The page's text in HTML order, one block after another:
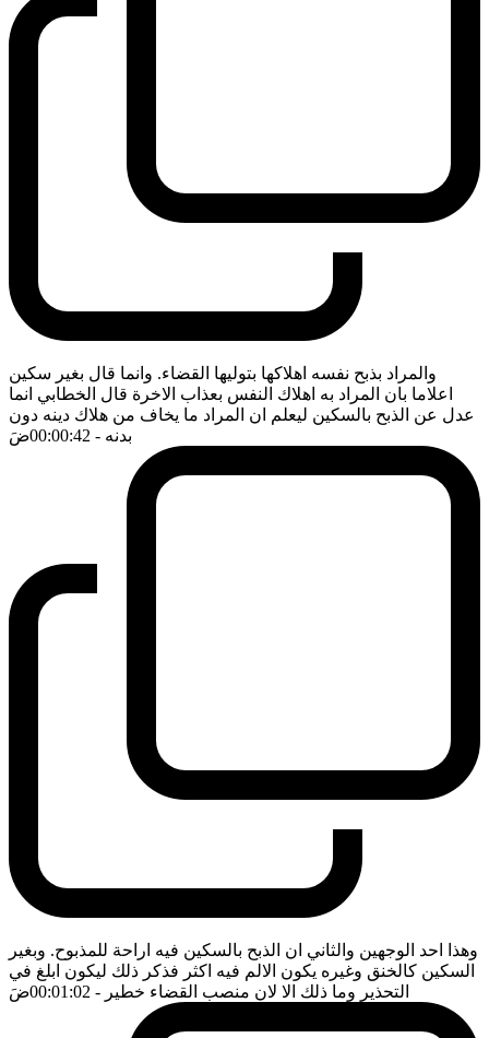
والمراد بذبح نفسه اهلاكها بتوليها القضاء. وانما قال بغير سكين
اعلاما بان المراد به اهلاك النفس بعذاب الاخرة قال الخطابي انما
عدل عن الذبح بالسكين ليعلم ان المراد ما يخاف من هلاك دينه دون
بدنه - 00:00:42 ضَ
وهذا احد الوجهين والثاني ان الذبح بالسكين فيه اراحة للمذبوح. وبغير
السكين كالخنق وغيره يكون الالم فيه اكثر فذكر ذلك ليكون ابلغ في
التحذير وما ذلك الا لان منصب القضاء خطير - 00:01:02 ضَ